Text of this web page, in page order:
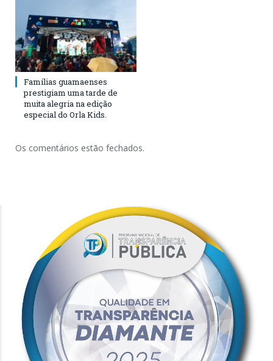
Famílias guamaenses
prestigiam uma tarde de
muita alegria na edição
especial do Orla Kids.
Os comentários estão fechados.